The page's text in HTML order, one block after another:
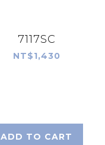
7117SC
NT$1,430
ADD TO CART